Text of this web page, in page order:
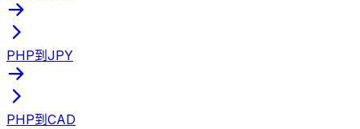
PHP到JPY
PHP到CAD